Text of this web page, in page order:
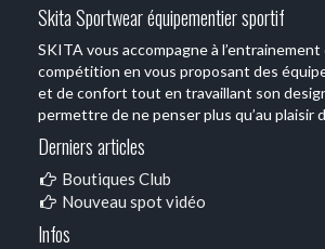
Skita Sportwear équipementier sportif
SKITA vous accompagne à l’entrainement
compétition en vous proposant des
et de confort tout en travaillant son
permettre de ne penser plus qu’au plaisir
Derniers articles
Boutiques Club
Nouveau spot vidéo
Infos